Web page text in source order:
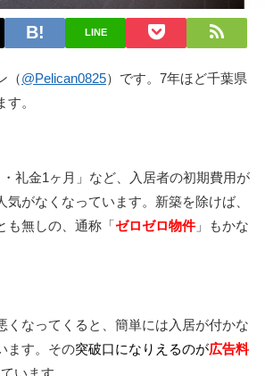
LINE
（ @Pelican0825）です。7年ほど千葉県
す。
礼金1ヶ月」など、入居者の初期費用が
気がなくなっています。新築を除けば、
も無しの、通称「 ゼロゼロ物件」もかな
くなってくると、簡単には入居が付かな
ます。その突破口になりえるのが広告料
います。